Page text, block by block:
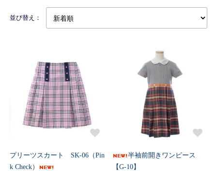
並び替え：
プリーツスカート SK-06（Pin
k Check）
半袖前開きワンピース
【G-10】